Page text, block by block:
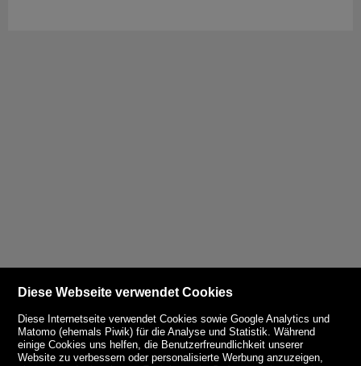
Diese Webseite verwendet Cookies
Diese Internetseite verwendet Cookies sowie Google Analytics und
Matomo (ehemals Piwik) für die Analyse und Statistik. Während
einige Cookies uns helfen, die Benutzerfreundlichkeit unserer
Website zu verbessern oder personalisierte Werbung anzuzeigen,